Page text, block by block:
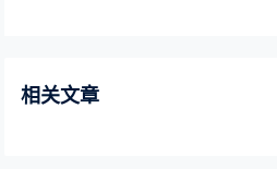
相关文章